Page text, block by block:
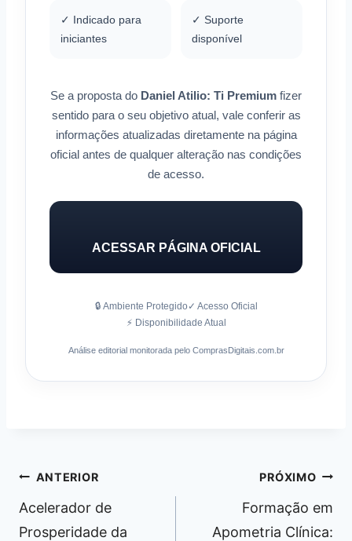
✓ Indicado para
iniciantes
✓ Suporte
disponível
Se a proposta do Daniel Atilio: Ti Premium fizer
sentido para o seu objetivo atual, vale conferir as
informações atualizadas diretamente na página
oficial antes de qualquer alteração nas condições
de acesso.
ACESSAR PÁGINA OFICIAL
🔒 Ambiente Protegido ✓ Acesso Oficial
⚡ Disponibilidade Atual
Análise editorial monitorada pelo ComprasDigitais.com.br
Navegação
de
Post
ANTERIOR
Acelerador de
Prosperidade da
PRÓXIMO
Formação em
Apometria Clínica: